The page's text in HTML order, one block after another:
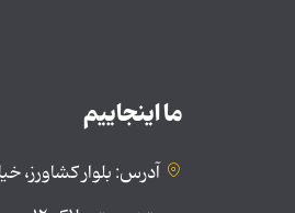
ما اینجاییم
آدرس: بلوار کشاورز،